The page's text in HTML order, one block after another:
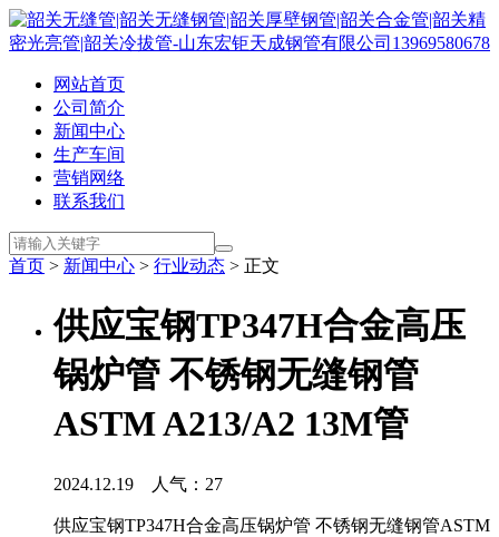
网站首页
公司简介
新闻中心
生产车间
营销网络
联系我们
首页 > 新闻中心 > 行业动态 > 正文
供应宝钢TP347H合金高压
锅炉管 不锈钢无缝钢管
ASTM A213/A2 13M管
2024.12.19 人气： 27
供应宝钢TP347H合金高压锅炉管 不锈钢无缝钢管ASTM